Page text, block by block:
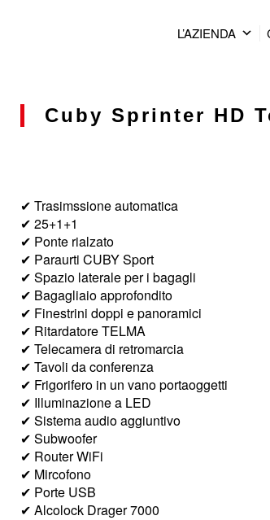
L’AZIENDA
Cuby Sprinter HD
✔ Trasimssione automatica
✔ 25+1+1
✔ Ponte rialzato
✔ Paraurti CUBY Sport
✔ Spazio laterale per i bagagli
✔ Bagagliaio approfondito
✔ Finestrini doppi e panoramici
✔ Ritardatore TELMA
✔ Telecamera di retromarcia
✔ Tavoli da conferenza
✔ Frigorifero in un vano portaoggetti
✔ Illuminazione a LED
✔ Sistema audio aggiuntivo
✔ Subwoofer
✔ Router WiFi
✔ Mircofono
✔ Porte USB
✔ Alcolock Drager 7000